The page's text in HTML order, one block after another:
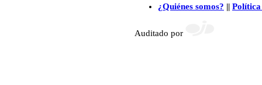
¿Quiénes somos? || Política
Auditado por